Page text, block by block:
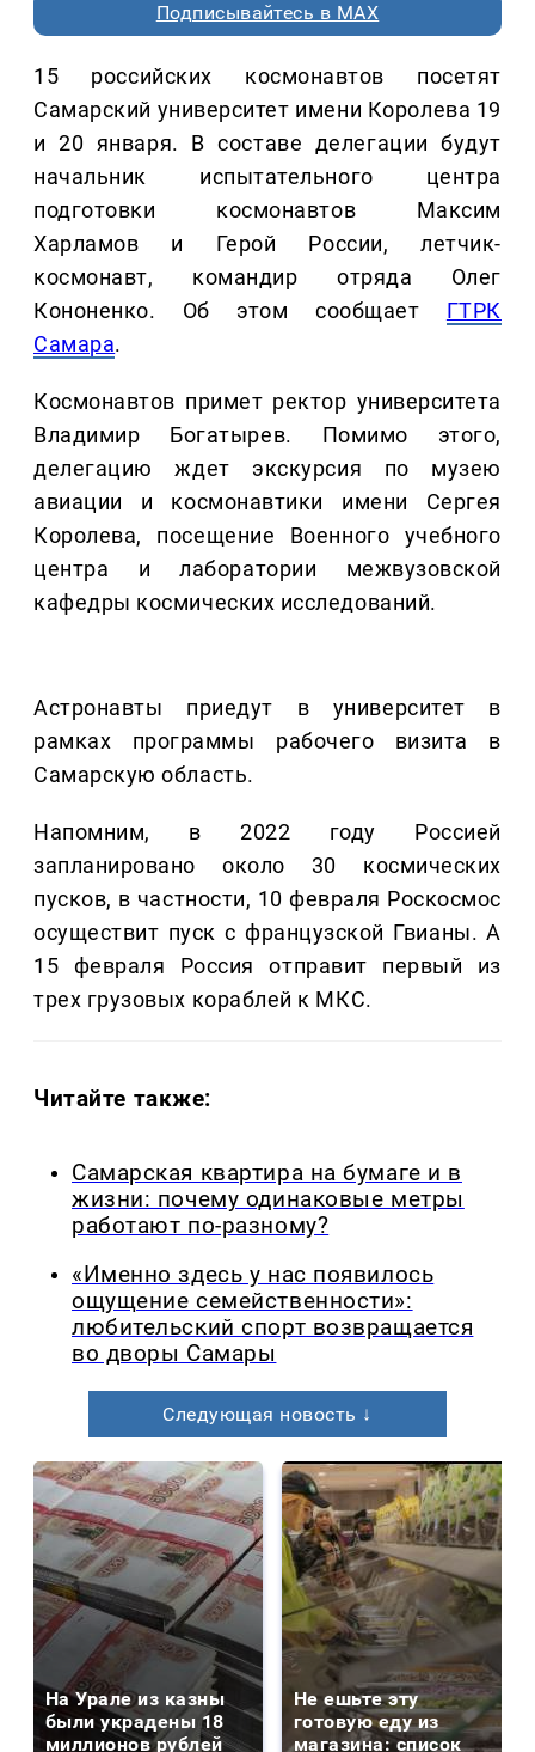
Подписывайтесь в MAX
15 российских космонавтов посетят
Самарский университет имени Королева 19
и 20 января. В составе делегации будут
начальник испытательного центра
подготовки космонавтов Максим
Харламов и Герой России, летчик-
космонавт, командир отряда Олег
Кононенко. Об этом сообщает ГТРК
Самара.
Космонавтов примет ректор университета
Владимир Богатырев. Помимо этого,
делегацию ждет экскурсия по музею
авиации и космонавтики имени Сергея
Королева, посещение Военного учебного
центра и лаборатории межвузовской
кафедры космических исследований.
Астронавты приедут в университет в
рамках программы рабочего визита в
Самарскую область.
Напомним, в 2022 году Россией
запланировано около 30 космических
пусков, в частности, 10 февраля Роскосмос
осуществит пуск с французской Гвианы. А
15 февраля Россия отправит первый из
трех грузовых кораблей к МКС.
Читайте также:
Самарская квартира на бумаге и в
жизни: почему одинаковые метры
работают по-разному?
«Именно здесь у нас появилось
ощущение семейственности»:
любительский спорт возвращается
во дворы Самары
Следующая новость ↓
На Урале из казны
были украдены 18
миллионов рублей
Не ешьте эту
готовую еду из
магазина: список